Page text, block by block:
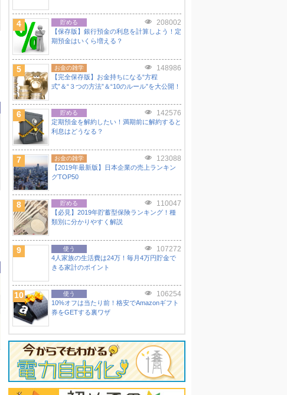
4 貯める 208002
【保存版】銀行預金の利息を計算しよう！定
期預金はいくら増える？
5 お金の雑学 148986
【完全保存版】お金持ちになる“方程
式”＆“３つの方法”＆“10のルール”を大公開！
6 貯める 142576
定期預金を解約したい！満期前に解約すると
利息はどうなる？
7 お金の雑学 123088
【2019年最新版】日本企業の売上ランキン
グTOP50
8 貯める 110047
【必見】2019年貯蓄型保険ランキング！種
類別に分かりやすく解説
9 使う 107272
4人家族の生活費は24万！毎月4万円貯金で
きる家計のポイント
10 使う 106254
10%オフは当たり前！格安でAmazonギフト
券をGETする裏ワザ